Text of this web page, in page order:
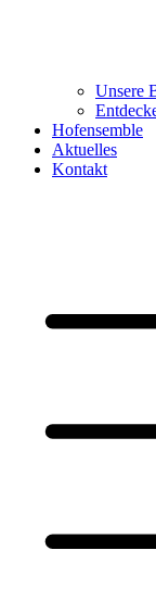
Unsere
Hofensemble
Aktuelles
Kontakt